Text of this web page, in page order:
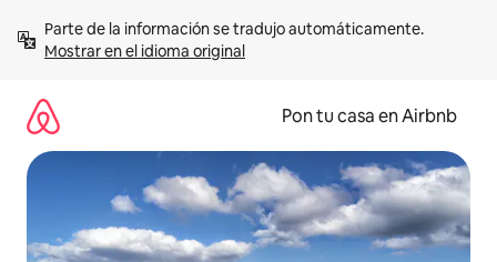
contenidoMostrar en el idioma original
Pon tu casa en Airbnb